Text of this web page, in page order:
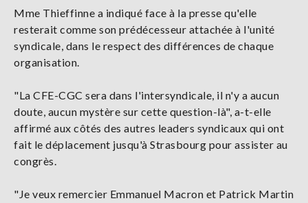
Mme Thieffinne a indiqué face à la presse qu'elle
resterait comme son prédécesseur attachée à l'unité
syndicale, dans le respect des différences de chaque
organisation.
"La CFE-CGC sera dans l'intersyndicale, il n'y a aucun
doute, aucun mystère sur cette question-là", a-t-elle
affirmé aux côtés des autres leaders syndicaux qui ont
fait le déplacement jusqu'à Strasbourg pour assister au
congrès.
"Je veux remercier Emmanuel Macron et Patrick Martin